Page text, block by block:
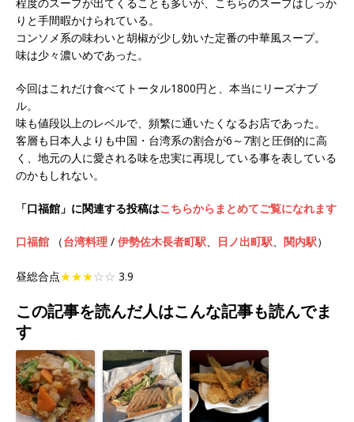
りと手間暇かけられている。
コンソメ系の味わいと胡椒が少し効いた定番の中華風スープ。
味は少々濃いめであった。
今回はこれだけ食べてトータル1800円と、本当にリーズナブ
ル。
味も値段以上のレベルで、頻繁に通いたくなるお店であった。
客層も日本人よりも中国・台湾系の割合が6～7割と圧倒的に高
く、地元の人に愛される味を忠実に再現している事を表している
のかもしれない。
「口福館」に関連する投稿はこちらからまとめてご覧になれます
口福館 （台湾料理 / 伊勢佐木長者町駅、 日ノ出町駅、 関内駅）
昼総合点★★★☆☆ 3.9
この記事を読んだ人はこんな記事も読んでま
す